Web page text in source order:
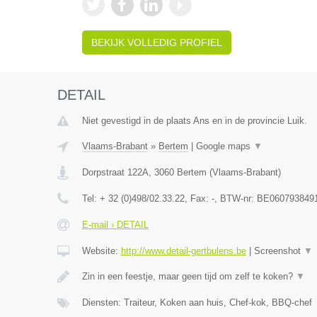
BEKIJK VOLLEDIG PROFIEL
DETAIL
Niet gevestigd in de plaats Ans en in de provincie Luik.
Vlaams-Brabant» Bertem Google maps ▼
Dorpstraat 122A, 3060 Bertem (Vlaams-Brabant)
Tel: + 32 (0)498/02.33.22, Fax: -, BTW-nr:
E-mail › DETAIL
Website: http://www.detail-gertbulens.be| Screenshot ▼
Zin in een feestje, maar geen tijd om zelf te koken? ▼
Diensten: Traiteur, Koken aan huis, Chef-kok, BBQ-chef